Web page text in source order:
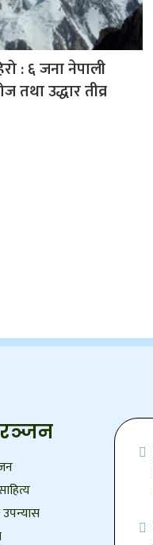
: ६ जना नेपाली
तथा उद्धार तीव्र